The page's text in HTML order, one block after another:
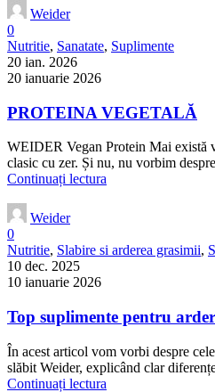
Weider
0
Nutritie, Sanatate, Suplimente
20 ian. 2026
20 ianuarie 2026
PROTEINA VEGETALĂ
WEIDER Vegan Protein Mai există
clasic cu zer. Și nu, nu vorbim
Continuați lectura
Weider
0
Nutritie, Slabire si arderea grasimii,
10 dec. 2025
10 ianuarie 2026
Top suplimente pentru
În acest articol vom vorbi despre
slăbit Weider, explicând clar
Continuați lectura